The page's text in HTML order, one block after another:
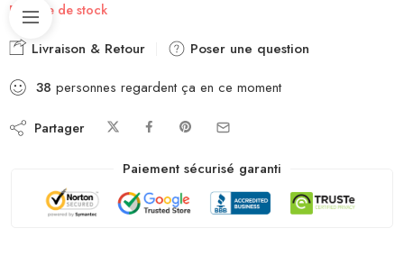
Rupture de stock
Livraison & Retour
Poser une question
38 personnes regardent ça en ce moment
Partager
Paiement sécurisé garanti